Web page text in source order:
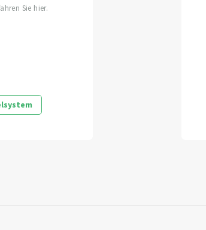
Sie hier.